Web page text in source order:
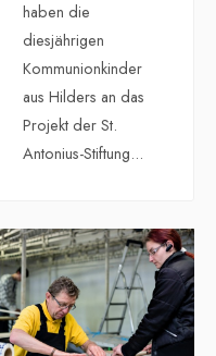
haben die
diesjährigen
Kommunionkinder
aus Hilders an das
Projekt der St.
Antonius-Stiftung...